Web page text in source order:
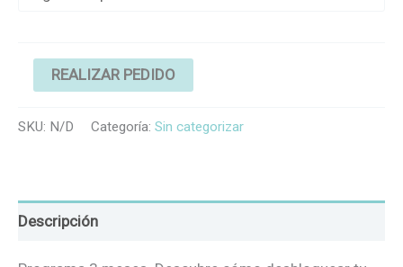
REALIZAR PEDIDO
SKU: N/D Categoría: Sin categorizar
Descripción